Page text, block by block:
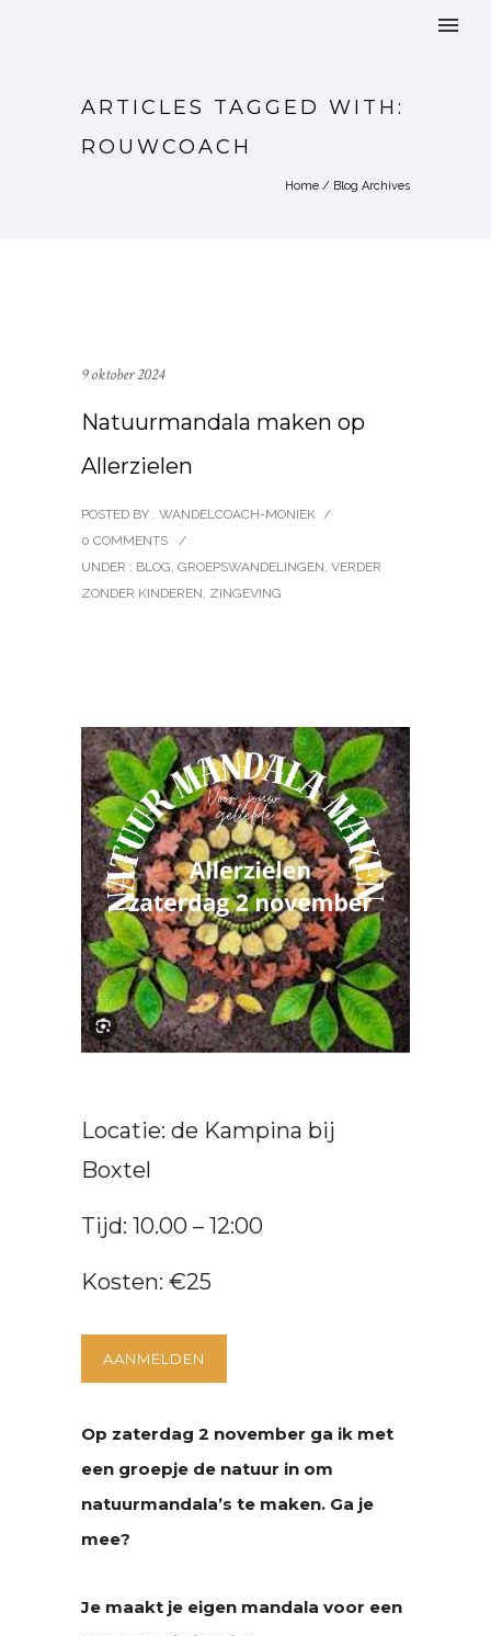
ARTICLES TAGGED WITH:
ROUWCOACH
Home / Blog Archives
9 oktober 2024
Natuurmandala maken op
Allerzielen
POSTED BY : WANDELCOACH-MONIEK /
0 COMMENTS
/
UNDER : BLOG, GROEPSWANDELINGEN, VERDER
ZONDER KINDEREN, ZINGEVING
Locatie: de Kampina bij
Boxtel
Tijd: 10.00 – 12:00
Kosten: €25
AANMELDEN
Op zaterdag 2 november ga ik met
een groepje de natuur in om
natuurmandala’s te maken. Ga je
mee?
Je maakt je eigen mandala voor een